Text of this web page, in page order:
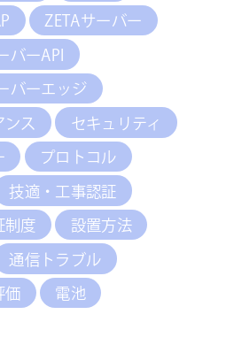
ZETAサーバー
バーAPI
バーエッジ
ンス
セキュリティ
プロトコル
技適・工事認証
制度
設置方法
通信トラブル
価
電池